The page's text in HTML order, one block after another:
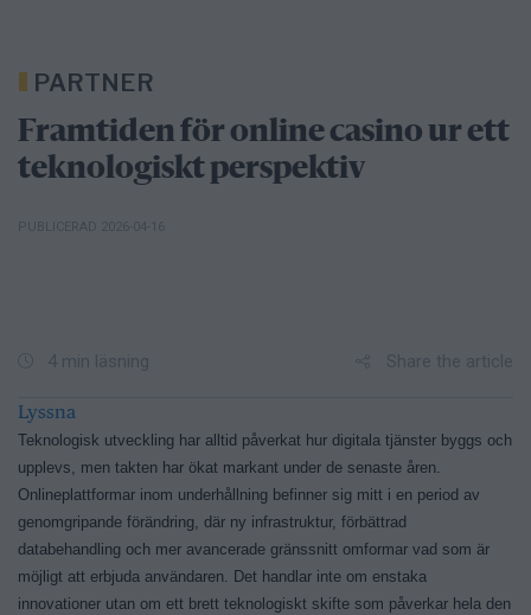
PARTNER
Framtiden för online casino ur ett
teknologiskt perspektiv
PUBLICERAD 2026-04-16
4 min läsning Share the article
Lyssna
Teknologisk utveckling har alltid påverkat hur digitala tjänster byggs och
upplevs, men takten har ökat markant under de senaste åren.
Onlineplattformar inom underhållning befinner sig mitt i en period av
genomgripande förändring, där ny infrastruktur, förbättrad
databehandling och mer avancerade gränssnitt omformar vad som är
möjligt att erbjuda användaren. Det handlar inte om enstaka
innovationer utan om ett brett teknologiskt skifte som påverkar hela den